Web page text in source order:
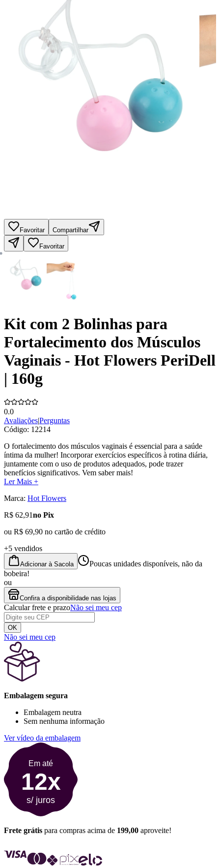
Favoritar Compartilhar
Favoritar
Kit com 2 Bolinhas para
Fortalecimento dos Músculos
Vaginais - Hot Flowers PeriDell
| 160g
0.0
Avaliações|Perguntas
Código: 12214
O fortalecimento dos músculos vaginais é essencial para a saúde
íntima da mulher! Incorporar exercícios específicos à rotina diária,
juntamente com o uso de produtos adequados, pode trazer
benefícios significativos. Vem saber mais!
Ler Mais +
Marca: Hot Flowers
R$ 62,91no Pix
ou R$ 69,90 no cartão de crédito
+5 vendidos
Adicionar à Sacola
Poucas unidades disponíveis, não da
bobeira!
ou
Confira a disponibilidade nas lojas
Calcular frete e prazoNão sei meu cep
OK
Não sei meu cep
Embalagem segura
Embalagem neutra
Sem nenhuma informação
Ver vídeo da embalagem
Em até
12x
s/ juros
Frete grátis para compras acima de 199,00 aproveite!